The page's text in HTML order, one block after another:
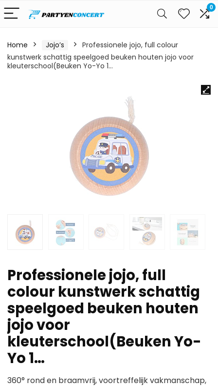
0
Home Jojo’s
Professionele jojo, full colour
kunstwerk schattig speelgoed beuken houten jojo voor
kleuterschool(Beuken Yo-Yo 1…
Professionele jojo, full
colour kunstwerk schattig
speelgoed beuken houten
jojo voor
kleuterschool(Beuken Yo-
Yo 1…
360° rond en braamvrij, voortreffelijk vakmanschap,